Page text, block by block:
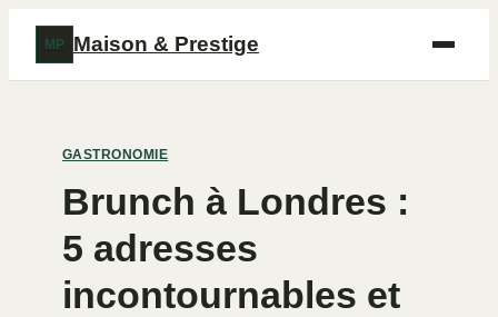
MP Maison & Prestige
GASTRONOMIE
Brunch à Londres :
5 adresses
incontournables et